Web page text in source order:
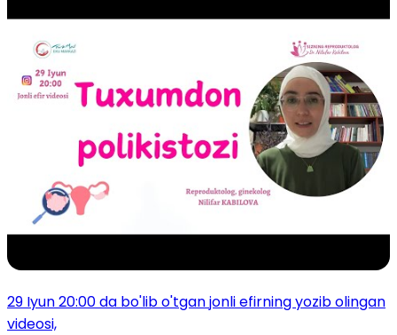
29 Iyun 20:00 da bo'lib o'tgan jonli efirning yozib olingan
videosi,